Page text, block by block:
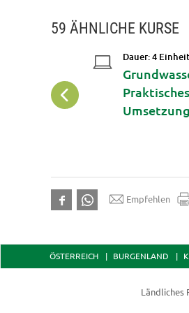
59 ÄHNLICHE KURSE
Dauer: 4
Umsetzung
Empfehlen
ÖSTERREICH BURGENLAND